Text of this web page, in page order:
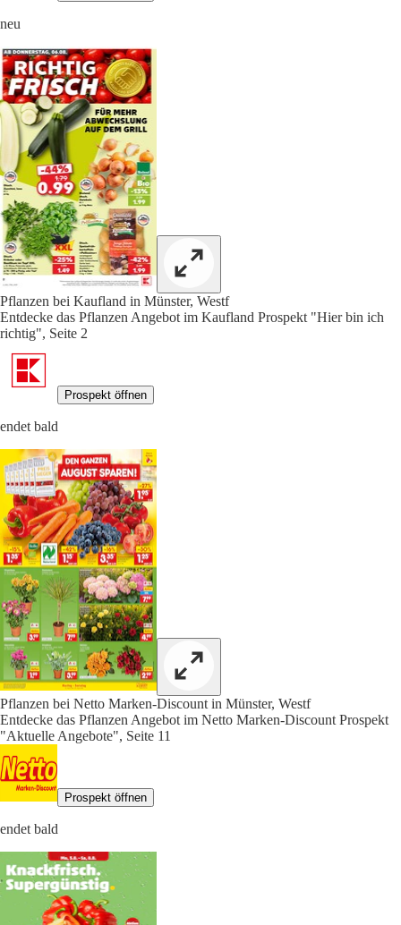
neu
Pflanzen bei Kaufland in Münster, Westf
Entdecke das Pflanzen Angebot im Kaufland Prospekt "Hier bin ich
richtig", Seite 2
Prospekt öffnen
endet bald
Pflanzen bei Netto Marken-Discount in Münster, Westf
Entdecke das Pflanzen Angebot im Netto Marken-Discount Prospekt
"Aktuelle Angebote", Seite 11
Prospekt öffnen
endet bald